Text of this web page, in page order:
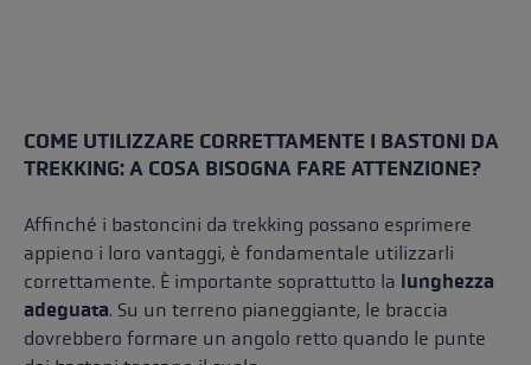
COME UTILIZZARE CORRETTAMENTE I BASTONI DA
TREKKING: A COSA BISOGNA FARE ATTENZIONE?
Affinché i bastoncini da trekking possano esprimere
appieno i loro vantaggi, è fondamentale utilizzarli
correttamente. È importante soprattutto la lunghezza
adeguata. Su un terreno pianeggiante, le braccia
dovrebbero formare un angolo retto quando le punte